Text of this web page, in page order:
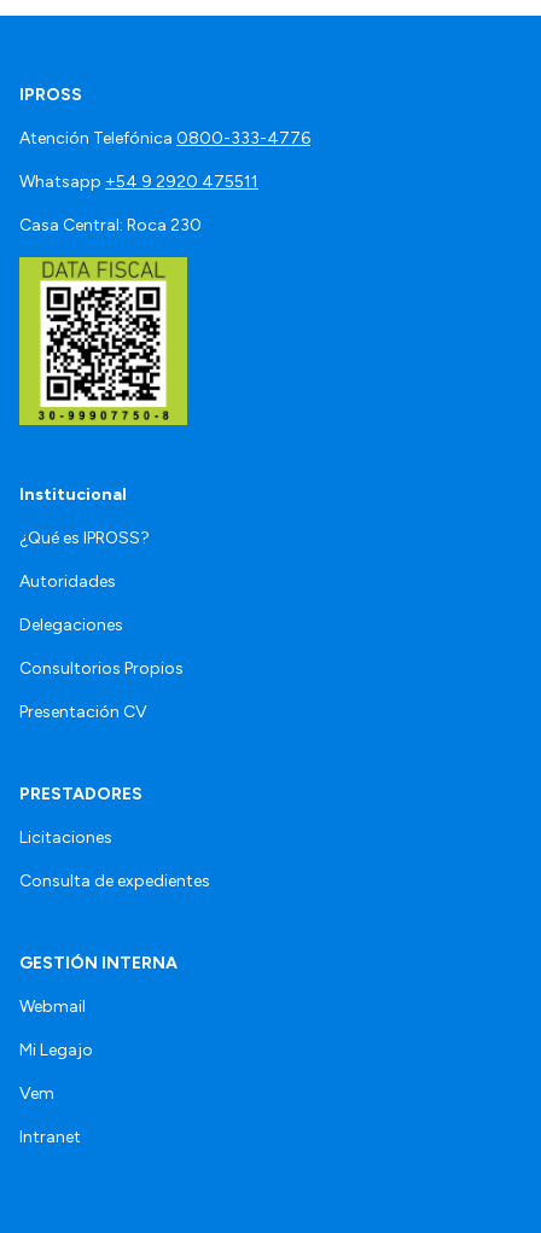
IPROSS
Atención Telefónica 0800-333-4776
Whatsapp +54 9 2920 475511
Casa Central: Roca 230
Institucional
¿Qué es IPROSS?
Autoridades
Delegaciones
Consultorios Propios
Presentación CV
PRESTADORES
Licitaciones
Consulta de expedientes
GESTIÓN INTERNA
Webmail
Mi Legajo
Vem
Intranet